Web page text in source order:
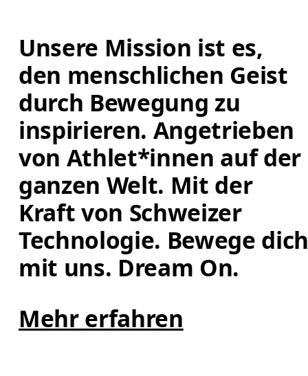
Unsere Mission ist es,
den menschlichen Geist
durch Bewegung zu
inspirieren. Angetrieben
von Athlet*innen auf der
ganzen Welt. Mit der
Kraft von Schweizer
Technologie. Bewege
mit uns. Dream On.
Mehr erfahren